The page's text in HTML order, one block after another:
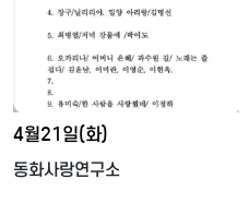
4월21일(화)
동화사랑연구소